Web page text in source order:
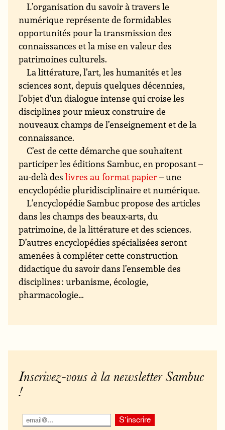
L’organisation du savoir à travers le
numérique représente de formidables
opportunités pour la transmission des
connaissances et la mise en valeur des
patrimoines culturels.
La littérature, l’art, les humanités et les
sciences sont, depuis quelques décennies,
l’objet d’un dialogue intense qui croise les
disciplines pour mieux construire de
nouveaux champs de l’enseignement et de la
connaissance.
C’est de cette démarche que souhaitent
participer les éditions Sambuc, en proposant –
au-delà deslivres au format papier– une
encyclopédie pluridisciplinaire et numérique.
L’encyclopédie Sambuc propose des articles
dans les champs des beaux-arts, du
patrimoine, de la littérature et des sciences.
D’autres encyclopédies spécialisées seront
amenées à compléter cette construction
didactique du savoir dans l’ensemble des
disciplines : urbanisme, écologie,
pharmacologie…
Inscrivez-vous à la newsletter Sambuc
!